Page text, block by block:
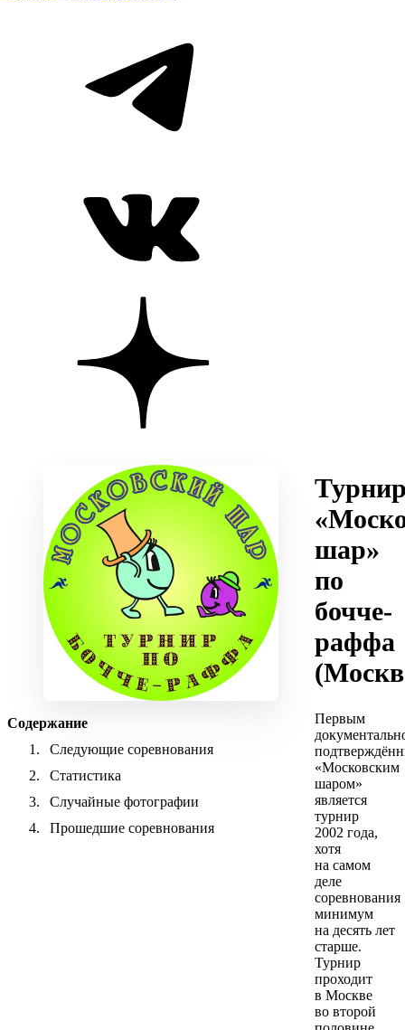
Содержание
Следующие соревнования
Статистика
Случайные фотографии
Прошедшие соревнования
шар»
по
бочче-
раффа
Первым
«Московским
шаром»
является
турнир
2002 года,
хотя
на самом
деле
соревнования
минимум
на десять лет
старше.
Турнир
проходит
в Москве
во второй